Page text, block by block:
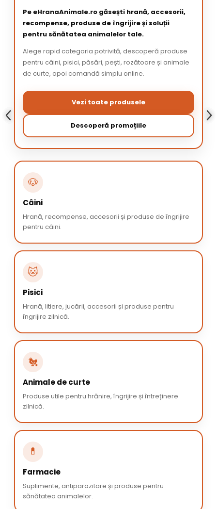
Pe eHranaAnimale.ro găsești hrană, accesorii,
recompense, produse de îngrijire și soluții
pentru sănătatea animalelor tale.
Alege rapid categoria potrivită, descoperă produse
pentru câini, pisici, păsări, pești, rozătoare și animale
de curte, apoi comandă simplu online.
Vezi toate produsele
Descoperă promoțiile
🐶
Câini
Hrană, recompense, accesorii și produse de îngrijire
pentru câini.
🐱
Pisici
Hrană, litiere, jucării, accesorii și produse pentru
îngrijire zilnică.
🐔
Animale de curte
Produse utile pentru hrănire, îngrijire și întreținere
zilnică.
💊
Farmacie
Suplimente, antiparazitare și produse pentru
sănătatea animalelor.